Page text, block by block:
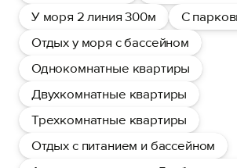
У моря 2 линия 300м
С
Отдых у моря с бассейном
Однокомнатные квартиры
Двухкомнатные квартиры
Трехкомнатные квартиры
Отдых с питанием и бассейном